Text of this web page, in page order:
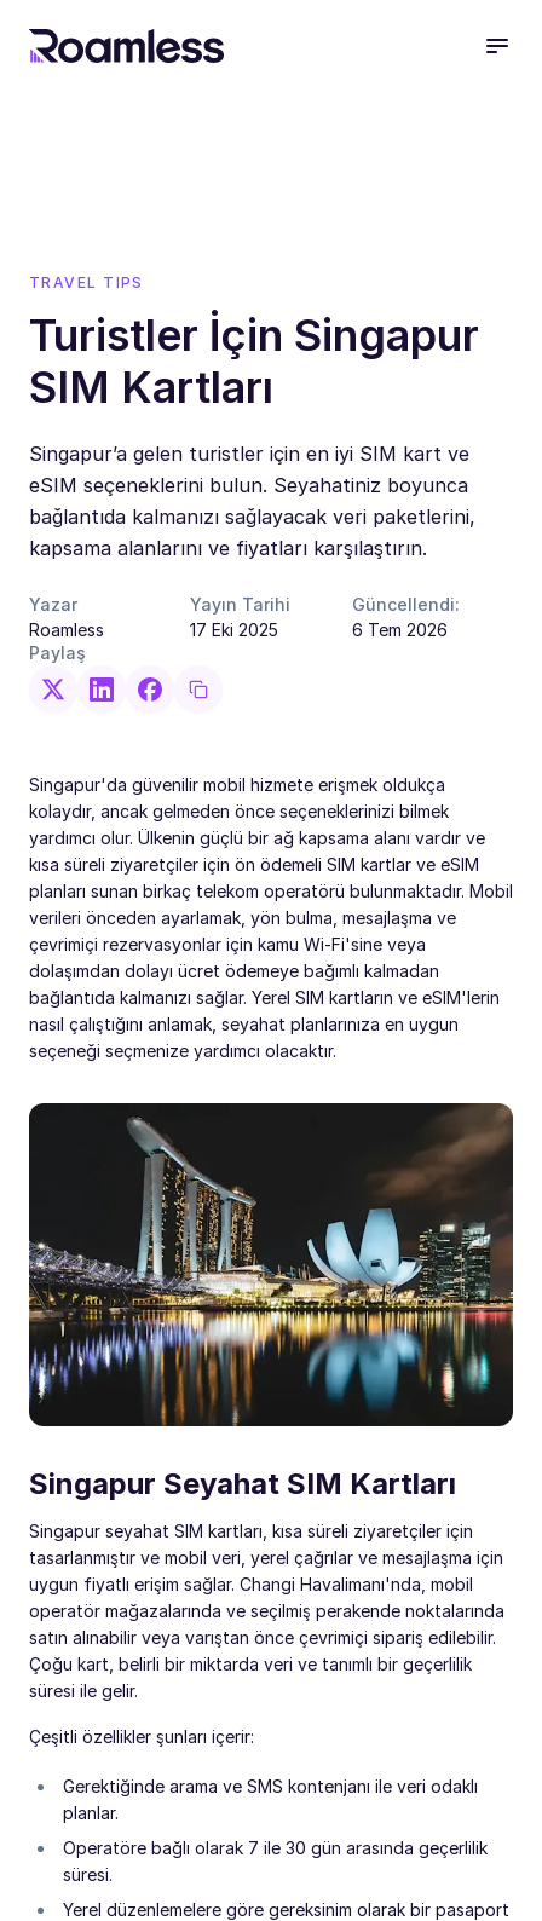
TRAVEL TIPS
Turistler İçin Singapur
SIM Kartları
Singapur’a gelen turistler için en iyi SIM kart ve
eSIM seçeneklerini bulun. Seyahatiniz boyunca
bağlantıda kalmanızı sağlayacak veri paketlerini,
kapsama alanlarını ve fiyatları karşılaştırın.
Yazar
Roamless
Yayın Tarihi
17 Eki 2025
Güncellendi:
6 Tem 2026
Paylaş
Singapur'da güvenilir mobil hizmete erişmek oldukça
kolaydır, ancak gelmeden önce seçeneklerinizi bilmek
yardımcı olur. Ülkenin güçlü bir ağ kapsama alanı vardır ve
kısa süreli ziyaretçiler için ön ödemeli SIM kartlar ve eSIM
planları sunan birkaç telekom operatörü bulunmaktadır. Mobil
verileri önceden ayarlamak, yön bulma, mesajlaşma ve
çevrimiçi rezervasyonlar için kamu Wi-Fi'sine veya
dolaşımdan dolayı ücret ödemeye bağımlı kalmadan
bağlantıda kalmanızı sağlar. Yerel SIM kartların ve eSIM'lerin
nasıl çalıştığını anlamak, seyahat planlarınıza en uygun
seçeneği seçmenize yardımcı olacaktır.
Singapur Seyahat SIM Kartları
Singapur seyahat SIM kartları, kısa süreli ziyaretçiler için
tasarlanmıştır ve mobil veri, yerel çağrılar ve mesajlaşma için
uygun fiyatlı erişim sağlar. Changi Havalimanı'nda, mobil
operatör mağazalarında ve seçilmiş perakende noktalarında
satın alınabilir veya varıştan önce çevrimiçi sipariş edilebilir.
Çoğu kart, belirli bir miktarda veri ve tanımlı bir geçerlilik
süresi ile gelir.
Çeşitli özellikler şunları içerir:
Gerektiğinde arama ve SMS kontenjanı ile veri odaklı
planlar.
Operatöre bağlı olarak 7 ile 30 gün arasında geçerlilik
süresi.
Yerel düzenlemelere göre gereksinim olarak bir pasaport